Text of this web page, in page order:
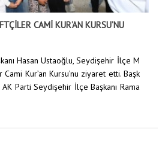
CAMİ KUR’AN KURSU’NU
Hasan Ustaoğlu, Seydişehir İlçe M
Kur’an Kursu’nu ziyaret etti. Başk
Parti Seydişehir İlçe Başkanı Rama